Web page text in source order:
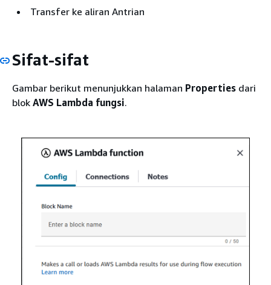
Transfer ke aliran Antrian
Sifat-sifat
Gambar berikut menunjukkan halaman Properties dari
blok AWS Lambda fungsi.